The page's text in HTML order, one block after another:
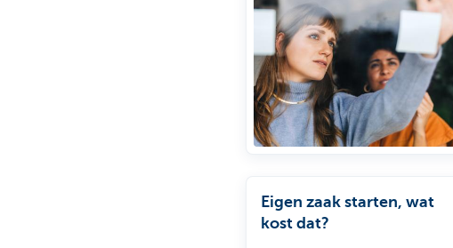
Eigen zaak starten, wat
kost dat?